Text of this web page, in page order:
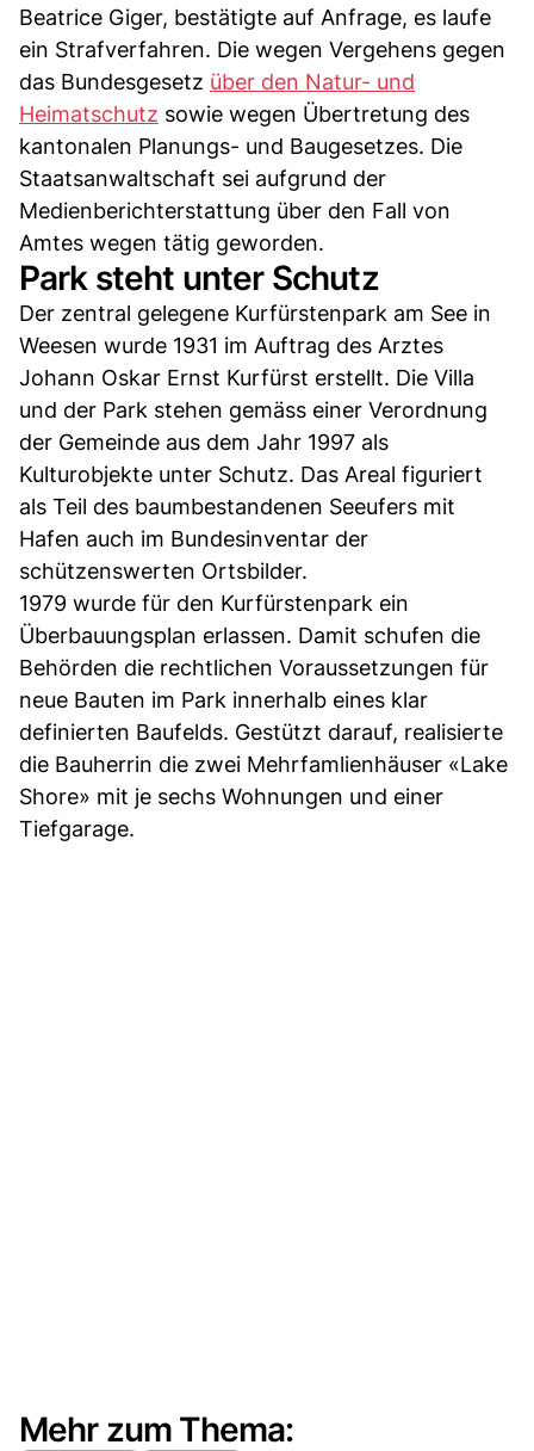
Beatrice Giger, bestätigte auf Anfrage, es laufe
ein Strafverfahren. Die wegen Vergehens gegen
das Bundesgesetz über den Natur- und
Heimatschutz sowie wegen Übertretung des
kantonalen Planungs- und Baugesetzes. Die
Staatsanwaltschaft sei aufgrund der
Medienberichterstattung über den Fall von
Amtes wegen tätig geworden.
Park steht unter Schutz
Der zentral gelegene Kurfürstenpark am See in
Weesen wurde 1931 im Auftrag des Arztes
Johann Oskar Ernst Kurfürst erstellt. Die Villa
und der Park stehen gemäss einer Verordnung
der Gemeinde aus dem Jahr 1997 als
Kulturobjekte unter Schutz. Das Areal figuriert
als Teil des baumbestandenen Seeufers mit
Hafen auch im Bundesinventar der
schützenswerten Ortsbilder.
1979 wurde für den Kurfürstenpark ein
Überbauungsplan erlassen. Damit schufen die
Behörden die rechtlichen Voraussetzungen für
neue Bauten im Park innerhalb eines klar
definierten Baufelds. Gestützt darauf, realisierte
die Bauherrin die zwei Mehrfamlienhäuser «Lake
Shore» mit je sechs Wohnungen und einer
Tiefgarage.
Mehr zum Thema: